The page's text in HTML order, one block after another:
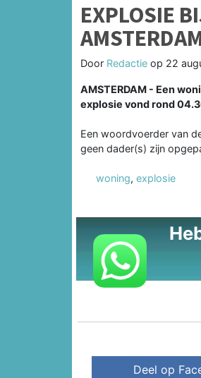
EXPLOSIE
Door Redactie op 22
AMSTERDAM - Een
explosie vond rond
Een woordvoerder van
geen dader(s) zijn
woning, explosie
Deel op